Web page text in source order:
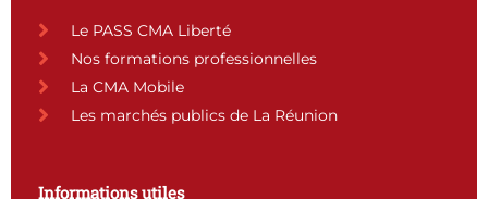
k
a
m
Le PASS CMA Liberté
Nos formations professionnelles
La CMA Mobile
Les marchés publics de La Réunion
Informations utiles